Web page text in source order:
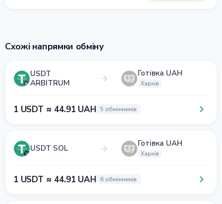
Схожі напрямки обміну
USDT
ARBITRUM
Готівка UAH
Харків
1 USDT ≈ 44.91 UAH 5 обмінників
USDT SOL Готівка UAH
Харків
1 USDT ≈ 44.91 UAH 6 обмінників